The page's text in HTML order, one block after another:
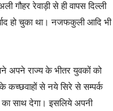
रेवाड़ी से ही वापस दिल्ली
हो चुका था। नजफकुली आदि भी
अपने राज्य के भीतर युवकों को
के कच्छवाहों से नये सिरे से सम्पर्क
का साथ देगा। इसलिये अपनी